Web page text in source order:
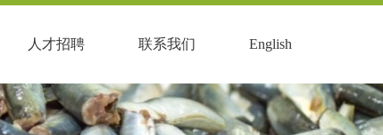
人才招聘 联系我们 English